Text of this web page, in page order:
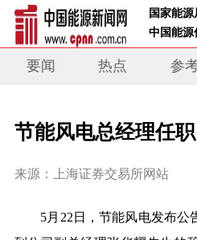
国家能
中国能
要闻 热点 参
节能风电总经理任职
来源：上海证券交易所网站
5月22日，节能风电发布公